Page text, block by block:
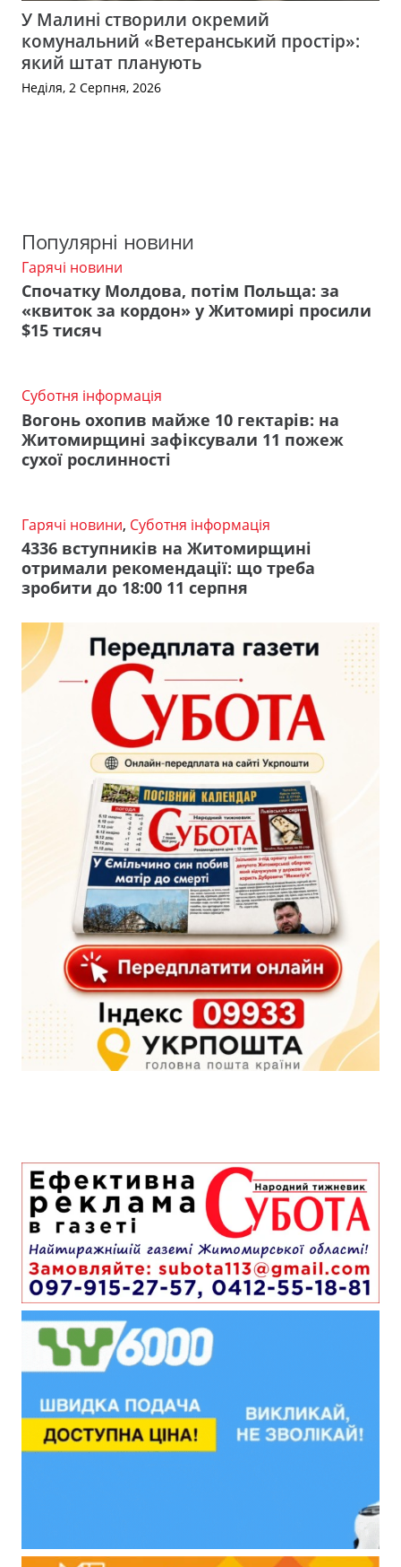
У Малині створили окремий
комунальний «Ветеранський простір»:
який штат планують
Неділя, 2 Серпня, 2026
Популярні новини
Гарячі новини
Спочатку Молдова, потім Польща: за
«квиток за кордон» у Житомирі просили
$15 тисяч
Суботня інформація
Вогонь охопив майже 10 гектарів: на
Житомирщині зафіксували 11 пожеж
сухої рослинності
Гарячі новини, Суботня інформація
4336 вступників на Житомирщині
отримали рекомендації: що треба
зробити до 18:00 11 серпня